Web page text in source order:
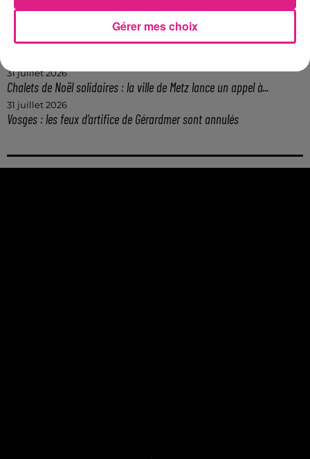
4 août 2026
Officiel : le lac de Madine reporte son feu d’artifice
4 août 2026
31 juillet 2026
Chalets de Noël solidaires : la ville de Metz lance un appel à...
31 juillet 2026
Vosges : les feux d’artifice de Gérardmer sont annulés
Gérer mes choix